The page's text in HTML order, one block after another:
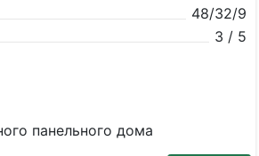
48/32/9
3 / 5
панельного дома